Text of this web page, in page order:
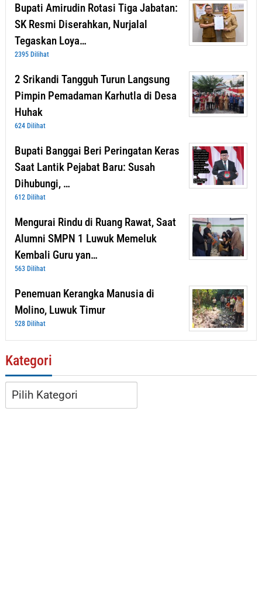
Bupati Amirudin Rotasi Tiga Jabatan:
SK Resmi Diserahkan, Nurjalal
Tegaskan Loya…
2395 Dilihat
2 Srikandi Tangguh Turun Langsung
Pimpin Pemadaman Karhutla di Desa
Huhak
624 Dilihat
Bupati Banggai Beri Peringatan Keras
Saat Lantik Pejabat Baru: Susah
Dihubungi, …
612 Dilihat
Mengurai Rindu di Ruang Rawat, Saat
Alumni SMPN 1 Luwuk Memeluk
Kembali Guru yan…
563 Dilihat
Penemuan Kerangka Manusia di
Molino, Luwuk Timur
528 Dilihat
Kategori
Kategori